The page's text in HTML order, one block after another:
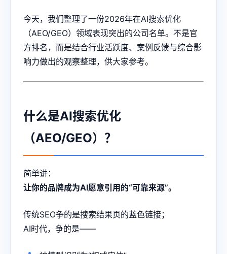
今天，我们整理了一份2026年在AI搜索优化
（AEO/GEO）领域表现突出的公司名单。不是官
方排名，而是结合行业活跃度、案例反馈与综合影
响力做出的观察整理，供大家参考。
什么是AI搜索优化
（AEO/GEO）？
简单讲：
让你的品牌成为AI愿意引用的“可靠来源”。
传统SEO争的是搜索结果页的蓝色链接；
AI时代，争的是——